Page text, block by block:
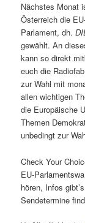
Nächstes Monat
Österreich die
Parlament, dh.
gewählt. An
kann so direkt
euch die
zur Wahl mit
allen wichtigen
die Europäische
Themen
unbedingt zur
Check Your
EU-
hören, Infos
Sendetermine